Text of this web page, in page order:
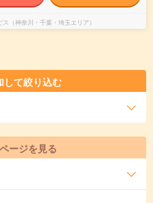
（神奈川・千葉・埼玉エリア）
して絞り込む
ージを見る